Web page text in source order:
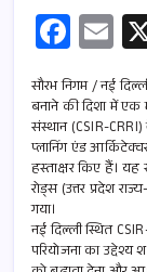
Fa
ce
b
o
o
k
E
m
ail
सौरभ निगम / नई
बनाने की दिशा में
संस्थान (CSIR-
प्लानिंग एंड
हस्ताक्षर किए हैं। यह
रोड्स (उत्तर प्रदेश
गया।
नई दिल्ली स्थित
परियोजना का